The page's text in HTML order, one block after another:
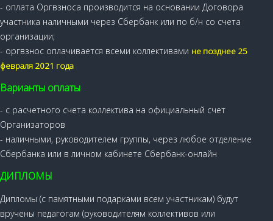
- оплата Оргвзноса производится на основании Договора
участника наличными через Сбербанк или по б/н со счета
организации;
- оргвзнос оплачивается всеми коллективами не позднее 25
февраля 2021 года
Варианты оплаты
- с расчетного счета коллектива на официальный счет
Организаторов
- наличными, руководителем группы, через любое отделение
Сбербанка или в личном кабинете Сбербанк-онлайн
ДИПЛОМЫ
Дипломы (с памятными подарками всем участникам) будут
вручены педагогам (руководителям коллективов или